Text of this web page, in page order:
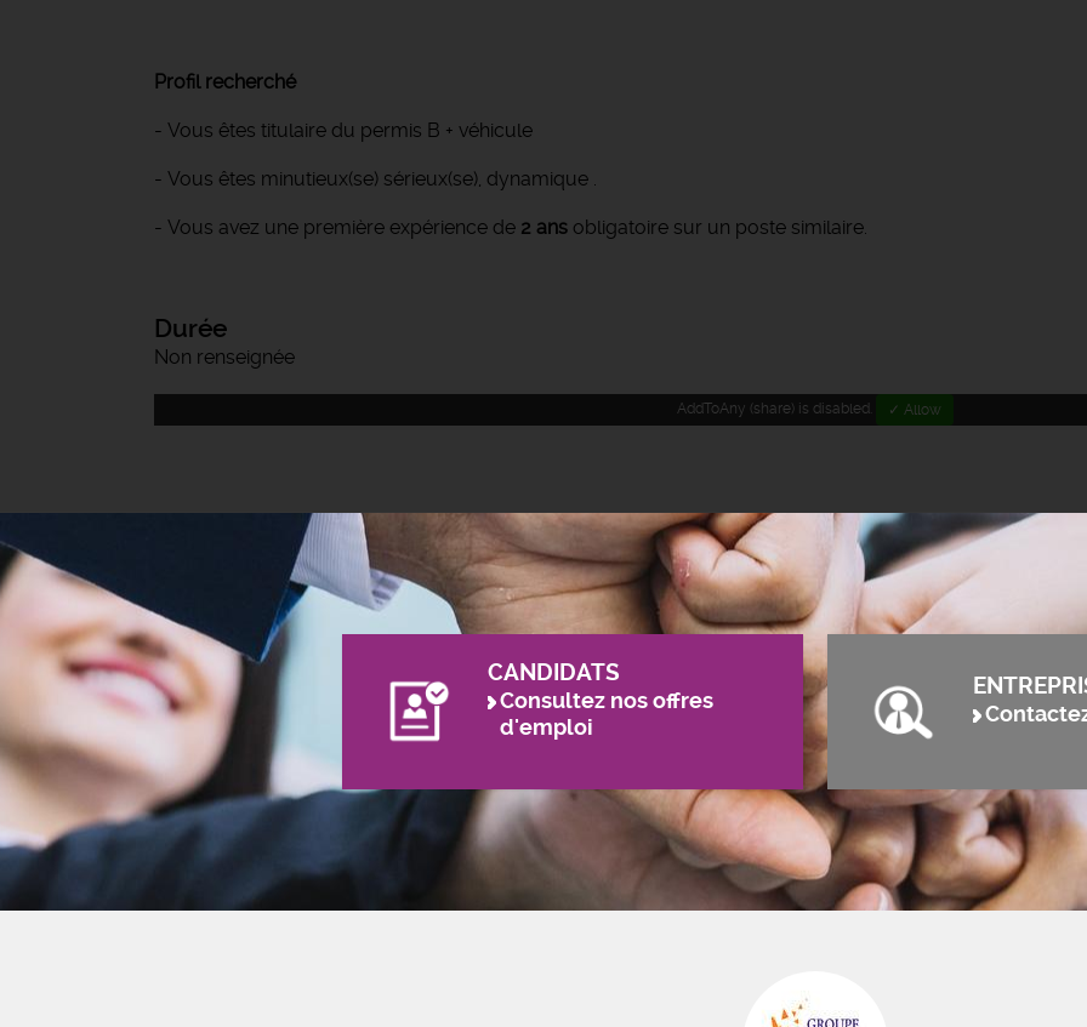
Profil recherché
- Vous êtes titulaire du permis B + véhicule
- Vous êtes minutieux(se) sérieux(se), dynamique .
- Vous avez une première expérience de 2 ans obligatoire sur un poste similaire.
Durée
Non renseignée
AddToAny (share) is disabled. ✓ Allow
CANDIDATS
Consultez nos offres
d'emploi